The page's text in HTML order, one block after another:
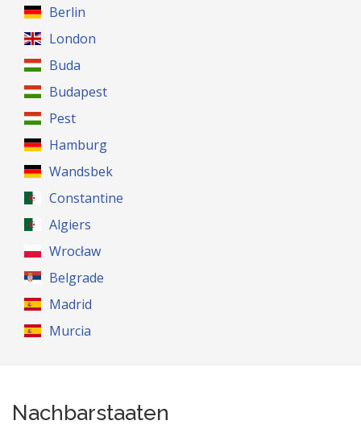
Berlin
London
Buda
Budapest
Pest
Hamburg
Wandsbek
Constantine
Algiers
Wrocław
Belgrade
Madrid
Murcia
Nachbarstaaten